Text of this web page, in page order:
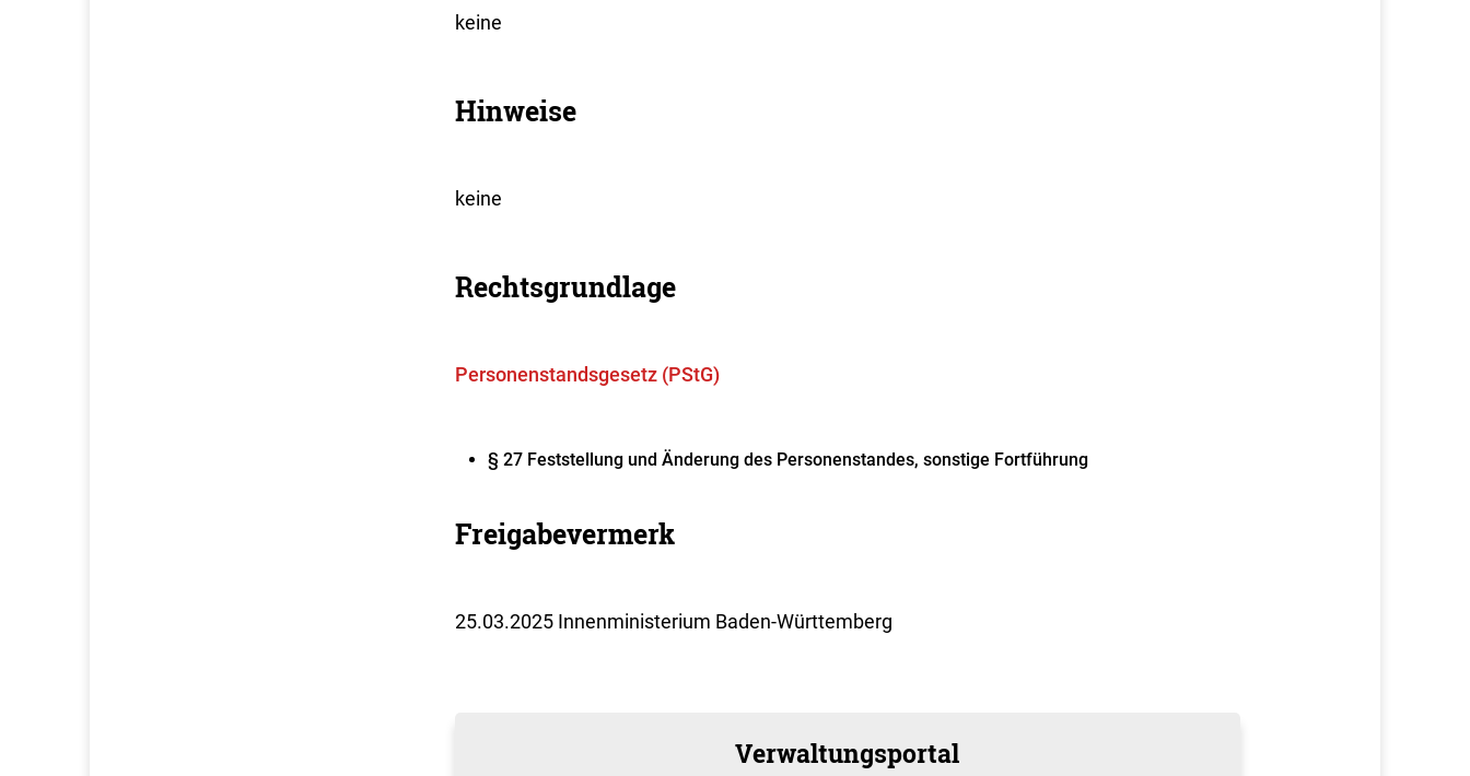
keine
Hinweise
keine
Rechtsgrundlage
Personenstandsgesetz (PStG)
§ 27 Feststellung und Änderung des Personenstandes, sonstige Fortführung
Freigabevermerk
25.03.2025 Innenministerium Baden-Württemberg
Verwaltungsportal